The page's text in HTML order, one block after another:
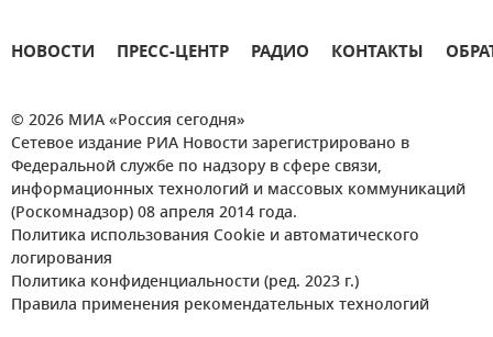
НОВОСТИ ПРЕСС-ЦЕНТР РАДИО КОНТАКТЫ
© 2026 МИА «Россия сегодня»
Сетевое издание РИА Новости зарегистрировано в
Федеральной службе по надзору в сфере связи,
информационных технологий и массовых коммуникаций
(Роскомнадзор) 08 апреля 2014 года.
Политика использования Cookie и автоматического
логирования
Политика конфиденциальности (ред. 2023 г.)
Правила применения рекомендательных технологий